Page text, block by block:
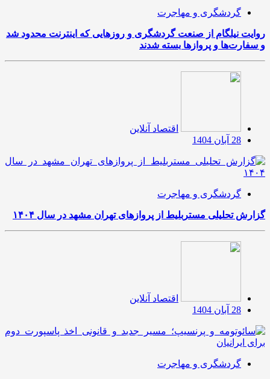
گردشگری و مهاجرت
روایت نیلگام از صنعت گردشگری و روزهایی که اینترنت محدود شد
و سفارت‌ها و پروازها بسته شدند
اقتصاد آنلاین
28 آبان 1404
گردشگری و مهاجرت
گزارش تحلیلی مستربلیط از پروازهای تهران مشهد در سال ۱۴۰۴
اقتصاد آنلاین
28 آبان 1404
گردشگری و مهاجرت